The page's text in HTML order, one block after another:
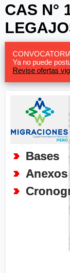
CAS N°
Ya no puede
Revise ofertas
Bases
Anexos